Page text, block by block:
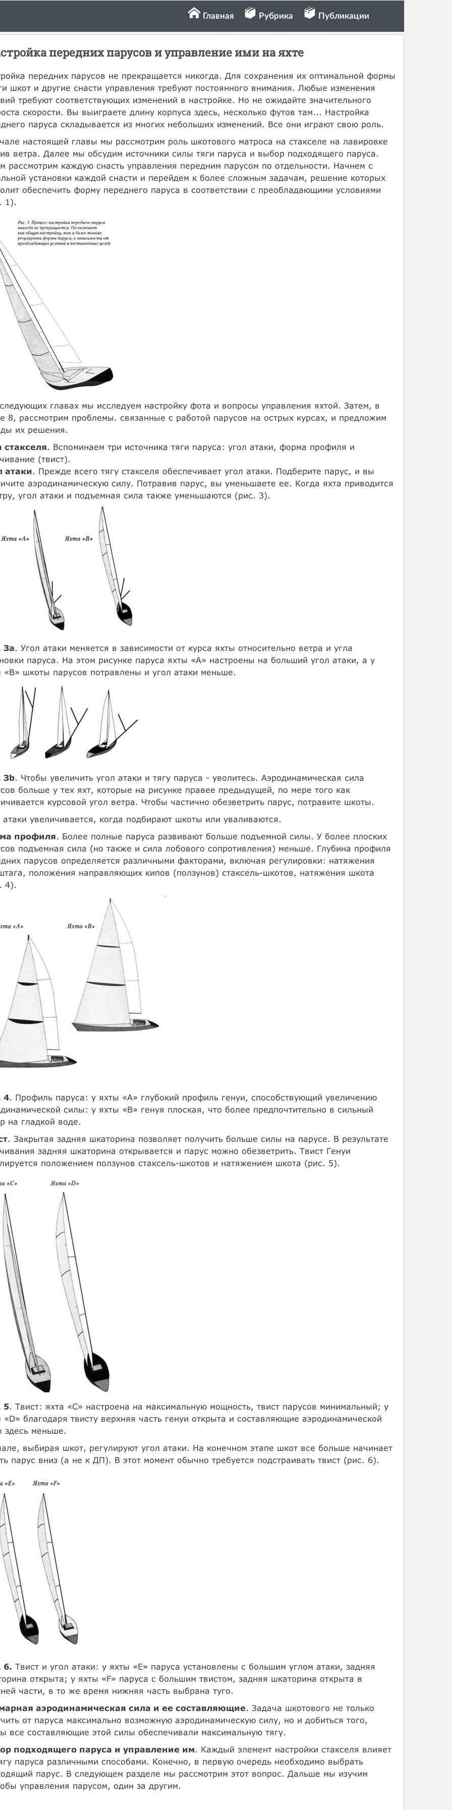
Главная Рубрика Публикации
передних парусов и управление ими на яхте
передних парусов не прекращается никогда. Для сохранения их оптимальной формы
шкот и другие снасти управления требуют постоянного внимания. Любые изменения
требуют соответствующих изменений в настройке. Но не ожидайте значительного
скорости. Вы выиграете длину корпуса здесь, несколько футов там... Настройка
паруса складывается из многих небольших изменений. Все они играют свою роль.
настоящей главы мы рассмотрим роль шкотового матроса на стакселе на лавировке
ветра. Далее мы обсудим источники силы тяги паруса и выбор подходящего паруса.
рассмотрим каждую снасть управления передним парусом по отдельности. Начнем с
установки каждой снасти и перейдем к более сложным задачам, решение которых
обеспечить форму переднего паруса в соответствии с преобладающими условиями
1).
главах мы исследуем настройку фота и вопросы управления яхтой. Затем, в
8, рассмотрим проблемы. связанные с работой парусов на острых курсах, и предложим
их решения.
стакселя. Вспоминаем три источника тяги паруса: угол атаки, форма профиля и
(твист).
атаки. Прежде всего тягу стакселя обеспечивает угол атаки. Подберите парус, и вы
аэродинамическую силу. Потравив парус, вы уменьшаете ее. Когда яхта приводится
угол атаки и подъемная сила также уменьшаются (рис. 3).
За. Угол атаки меняется в зависимости от курса яхты относительно ветра и угла
паруса. На этом рисунке паруса яхты «А» настроены на больший угол атаки, а у
«В» шкоты парусов потравлены и угол атаки меньше.
Зb. Чтобы увеличить угол атаки и тягу паруса - уволитесь. Аэродинамическая сила
больше у тех яхт, которые на рисунке правее предыдущей, по мере того как
курсовой угол ветра. Чтобы частично обезветрить парус, потравите шкоты.
атаки увеличивается, когда подбирают шкоты или уваливаются.
профиля. Более полные паруса развивают больше подъемной силы. У более плоских
подъемная сила (но также и сила лобового сопротивления) меньше. Глубина профиля
парусов определяется различными факторами, включая регулировки: натяжения
положения направляющих кипов (ползунов) стаксель-шкотов, натяжения шкота
4).
4. Профиль паруса: у яхты «А» глубокий профиль генуи, способствующий увеличению
силы: у яхты «В» генуя плоская, что более предпочтительно в сильный
на гладкой воде.
. Закрытая задняя шкаторина позволяет получить больше силы на парусе. В результате
задняя шкаторина открывается и парус можно обезветрить. Твист Генуи
положением ползунов стаксель-шкотов и натяжением шкота (рис. 5).
5. Твист: яхта «С» настроена на максимальную мощность, твист парусов минимальный; у
«D» благодаря твисту верхняя часть генуи открыта и составляющие аэродинамической
здесь меньше.
выбирая шкот, регулируют угол атаки. На конечном этапе шкот все больше начинает
парус вниз (а не к ДП). В этот момент обычно требуется подстраивать твист (рис. 6).
6. Твист и угол атаки: у яхты «Е» паруса установлены с большим углом атаки, задняя
открыта; у яхты «F» паруса с большим твистом, задняя шкаторина открыта в
части, в то же время нижняя часть выбрана туго.
аэродинамическая сила и ее составляющие. Задача шкотового не только
от паруса максимально возможную аэродинамическую силу, но и добиться того,
все составляющие этой силы обеспечивали максимальную тягу.
подходящего паруса и управление им. Каждый элемент настройки стакселя влияет
паруса различными способами. Конечно, в первую очередь необходимо выбрать
парус. В следующем разделе мы рассмотрим этот вопрос. Дальше мы изучим
управления парусом, один за другим.